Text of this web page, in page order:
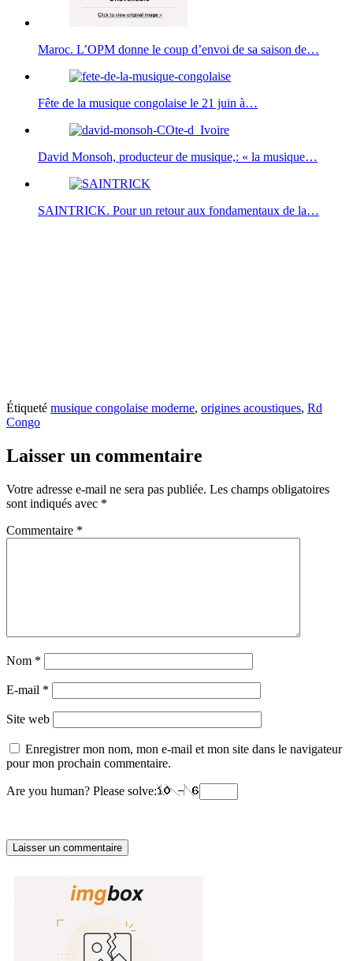
Maroc. L’OPM donne le coup d’envoi de sa saison de…
Fête de la musique congolaise le 21 juin à…
David Monsoh, producteur de musique,: « la musique…
SAINTRICK. Pour un retour aux fondamentaux de la…
Étiqueté musique congolaise moderne, origines acoustiques, Rd
Congo
Laisser un commentaire
Votre adresse e-mail ne sera pas publiée. Les champs obligatoires
sont indiqués avec *
Commentaire *
Nom *
E-mail *
Site web
Enregistrer mon nom, mon e-mail et mon site dans le navigateur
pour mon prochain commentaire.
Are you human? Please solve: